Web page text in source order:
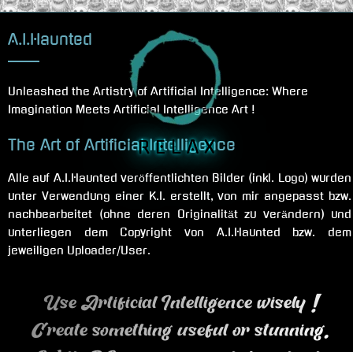
R E L A X
A.I.Haunted
Unleashed the Artistry of Artificial Intelligence: Where
Imagination Meets Artificial Intelligence Art !
The Art of Artificial Intelligence
Alle auf A.I.Haunted veröffentlichten Bilder (inkl. Logo) wurden
unter Verwendung einer K.I. erstellt, von mir angepasst bzw.
nachbearbeitet (ohne deren Originalität zu verändern) und
unterliegen dem Copyright von A.I.Haunted bzw. dem
jeweiligen Uploader/User.
Use Artificial Intelligence wisely !
Create something useful or stunning.